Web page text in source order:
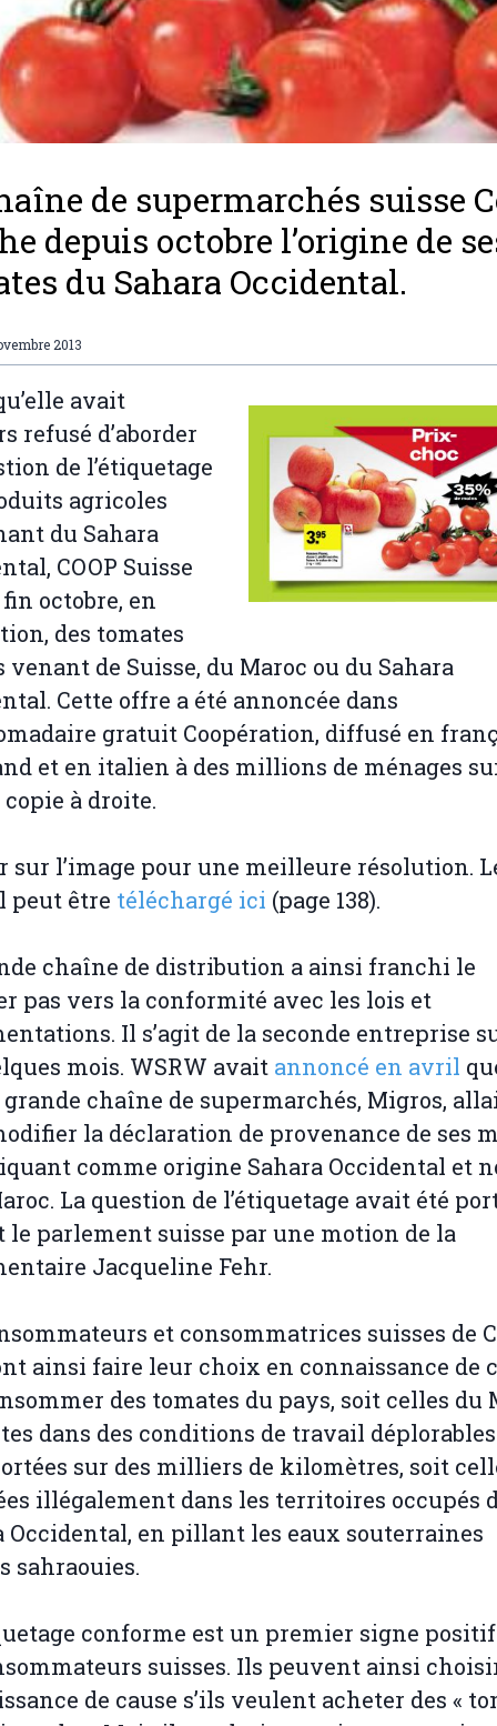
de supermarchés suisse
depuis octobre l’origine de
du Sahara Occidental.
2013
avait
refusé d’aborder
de l’étiquetage
agricoles
du Sahara
COOP Suisse
octobre, en
des tomates
venant de Suisse, du Maroc ou du Sahara
Cette offre a été annoncée dans
gratuit Coopération, diffusé en
et en italien à des millions de ménages
à droite.
sur l’image pour une meilleure résolution.
peut être téléchargé ici (page 138).
chaîne de distribution a ainsi franchi le
pas vers la conformité avec les lois et
Il s’agit de la seconde entreprise
mois. WSRW avait annoncé en avril
grande chaîne de supermarchés, Migros,
la déclaration de provenance de ses
comme origine Sahara Occidental et
La question de l’étiquetage avait été
le parlement suisse par une motion de la
Jacqueline Fehr.
et consommatrices suisses de
ainsi faire leur choix en connaissance de
des tomates du pays, soit celles du
dans des conditions de travail
sur des milliers de kilomètres, soit
illégalement dans les territoires occupés
Occidental, en pillant les eaux souterraines
sahraouies.
conforme est un premier signe
suisses. Ils peuvent ainsi
de cause s’ils veulent acheter des «